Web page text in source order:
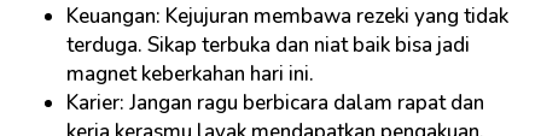
Keuangan: Kejujuran membawa rezeki yang tidak
terduga. Sikap terbuka dan niat baik bisa jadi
magnet keberkahan hari ini.
Karier: Jangan ragu berbicara dalam rapat dan